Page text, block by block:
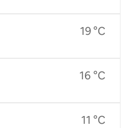
19 °C
16 °C
11 °C